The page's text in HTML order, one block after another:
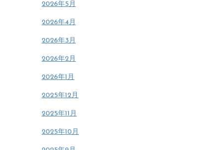
2026年5月
2026年4月
2026年3月
2026年2月
2026年1月
2025年12月
2025年11月
2025年10月